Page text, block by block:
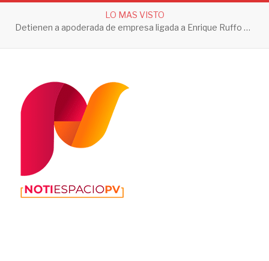
LO MAS VISTO
Detienen a apoderada de empresa ligada a Enrique Ruffo por investigación de Huachicol Fiscal